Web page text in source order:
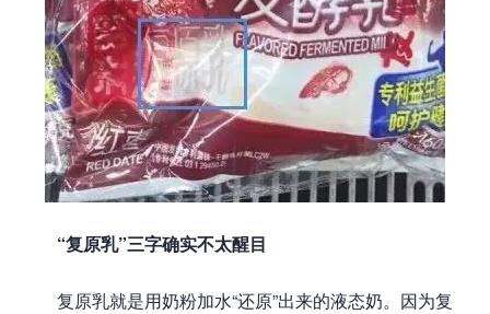
“复原乳”三字确实不太醒目
复原乳就是用奶粉加水“还原”出来的液态奶。因为复